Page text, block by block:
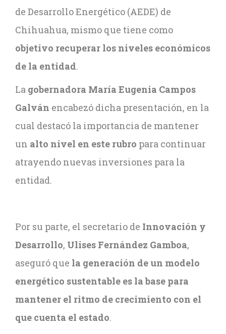
de Desarrollo Energético (AEDE) de
Chihuahua, mismo que tiene como
objetivo recuperar los niveles económicos
de la entidad.
La gobernadora María Eugenia Campos
Galván encabezó dicha presentación, en la
cual destacó la importancia de mantener
un alto nivel en este rubro para continuar
atrayendo nuevas inversiones para la
entidad.
Por su parte, el secretario de Innovación y
Desarrollo, Ulises Fernández Gamboa,
aseguró que la generación de un modelo
energético sustentable es la base para
mantener el ritmo de crecimiento con el
que cuenta el estado.